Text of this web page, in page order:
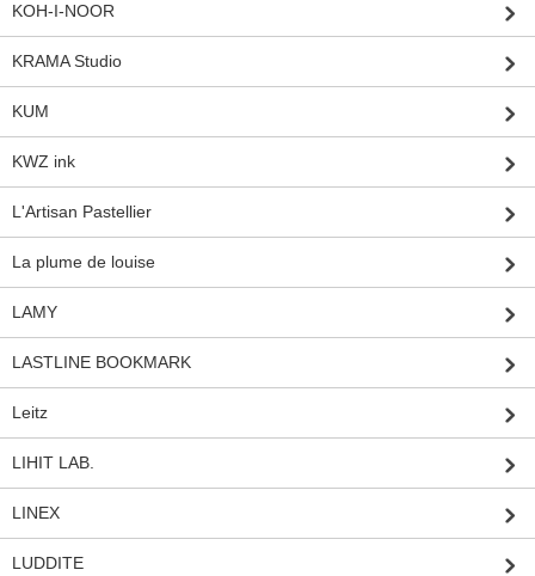
KOH-I-NOOR
KRAMA Studio
KUM
KWZ ink
L'Artisan Pastellier
La plume de louise
LAMY
LASTLINE BOOKMARK
Leitz
LIHIT LAB.
LINEX
LUDDITE